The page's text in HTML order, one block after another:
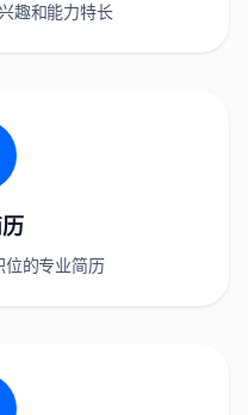
趣和能力特长
位的专业简历